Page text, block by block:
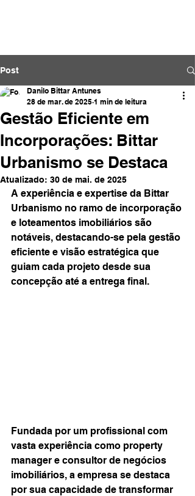
Post
Gestão Eficiente em
Incorporações: Bittar
Urbanismo se Destaca
Danilo Bittar Antunes
28 de mar. de 2025 1 min de leitura
Atualizado: 30 de mai. de 2025
A experiência e expertise da Bittar
Urbanismo no ramo de incorporação
e loteamentos imobiliários são
notáveis, destacando-se pela gestão
eficiente e visão estratégica que
guiam cada projeto desde sua
concepção até a entrega final.
Fundada por um profissional com
vasta experiência como property
manager e consultor de negócios
imobiliários, a empresa se destaca
por sua capacidade de transformar